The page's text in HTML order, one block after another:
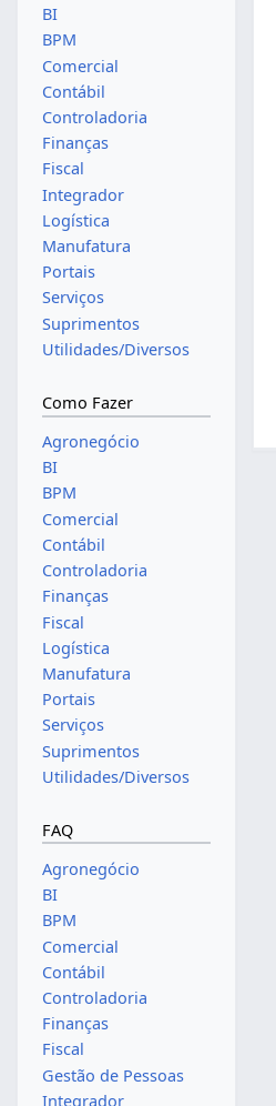
BI
BPM
Comercial
Contábil
Controladoria
Finanças
Fiscal
Integrador
Logística
Manufatura
Portais
Serviços
Suprimentos
Utilidades/Diversos
Como Fazer
Agronegócio
BI
BPM
Comercial
Contábil
Controladoria
Finanças
Fiscal
Logística
Manufatura
Portais
Serviços
Suprimentos
Utilidades/Diversos
FAQ
Agronegócio
BI
BPM
Comercial
Contábil
Controladoria
Finanças
Fiscal
Gestão de Pessoas
Integrador